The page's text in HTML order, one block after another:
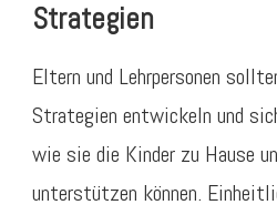
Strategien
Eltern und Lehrpersonen
Strategien entwickeln und
wie sie die Kinder zu Hause
unterstützen können.